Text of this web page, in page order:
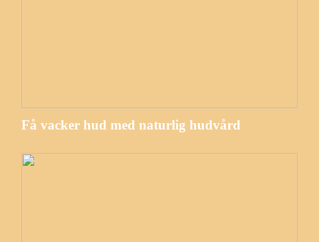
Få vacker hud med naturlig hudvård